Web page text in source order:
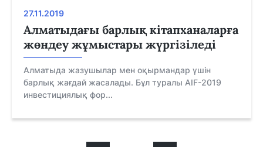
27.11.2019
Алматыдағы барлық кітапханаларға
жөндеу жұмыстары жүргізіледі
Алматыда жазушылар мен оқырмандар үшін
барлық жағдай жасалады. Бұл туралы AIF-2019
инвестициялық фор...